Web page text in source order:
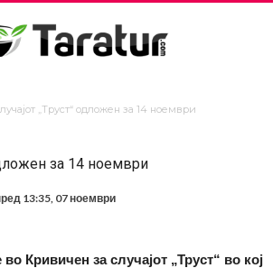
„Труст“ одложен за 14 ноември
за 14 ноември
13:35, 07 ноември
Кривичен за случајот „Труст“ во кој